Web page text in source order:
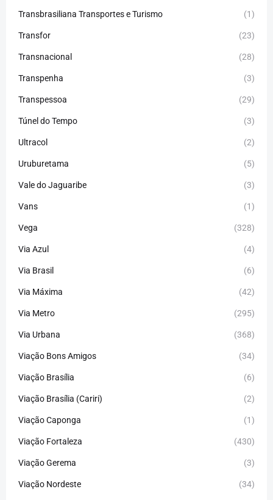
Transbrasiliana Transportes e Turismo (1)
Transfor (23)
Transnacional (28)
Transpenha (3)
Transpessoa (29)
Túnel do Tempo (3)
Ultracol (2)
Uruburetama (5)
Vale do Jaguaribe (3)
Vans (1)
Vega (328)
Via Azul (4)
Via Brasil (6)
Via Máxima (42)
Via Metro (295)
Via Urbana (368)
Viação Bons Amigos (34)
Viação Brasília (6)
Viação Brasília (Cariri) (2)
Viação Caponga (1)
Viação Fortaleza (430)
Viação Gerema (3)
Viação Nordeste (34)